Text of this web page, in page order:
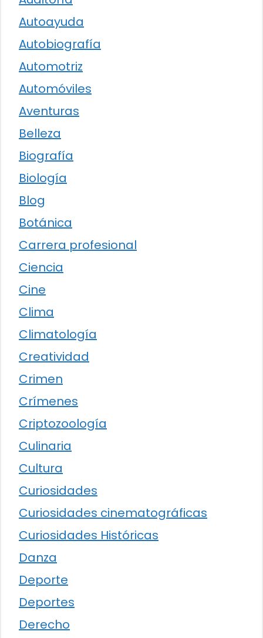
Autoayuda
Autobiografía
Automotriz
Automóviles
Aventuras
Belleza
Biografía
Biología
Blog
Botánica
Carrera profesional
Ciencia
Cine
Clima
Climatología
Creatividad
Crimen
Crímenes
Criptozoología
Culinaria
Cultura
Curiosidades
Curiosidades cinematográficas
Curiosidades Históricas
Danza
Deporte
Deportes
Derecho